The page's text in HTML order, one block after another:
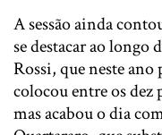
A sessão ainda
se destacar ao longo
Rossi, que neste ano
colocou entre os dez
mas acabou o dia